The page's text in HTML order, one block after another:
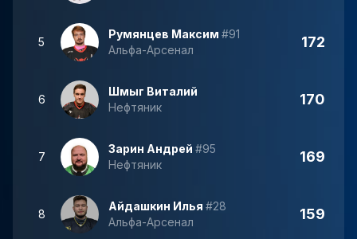
5
Румянцев Максим #91
Альфа-Арсенал
172
6
Шмыг Виталий
Нефтяник
170
7
Зарин Андрей #95
Нефтяник
169
8
Айдашкин Илья #28
Альфа-Арсенал
159